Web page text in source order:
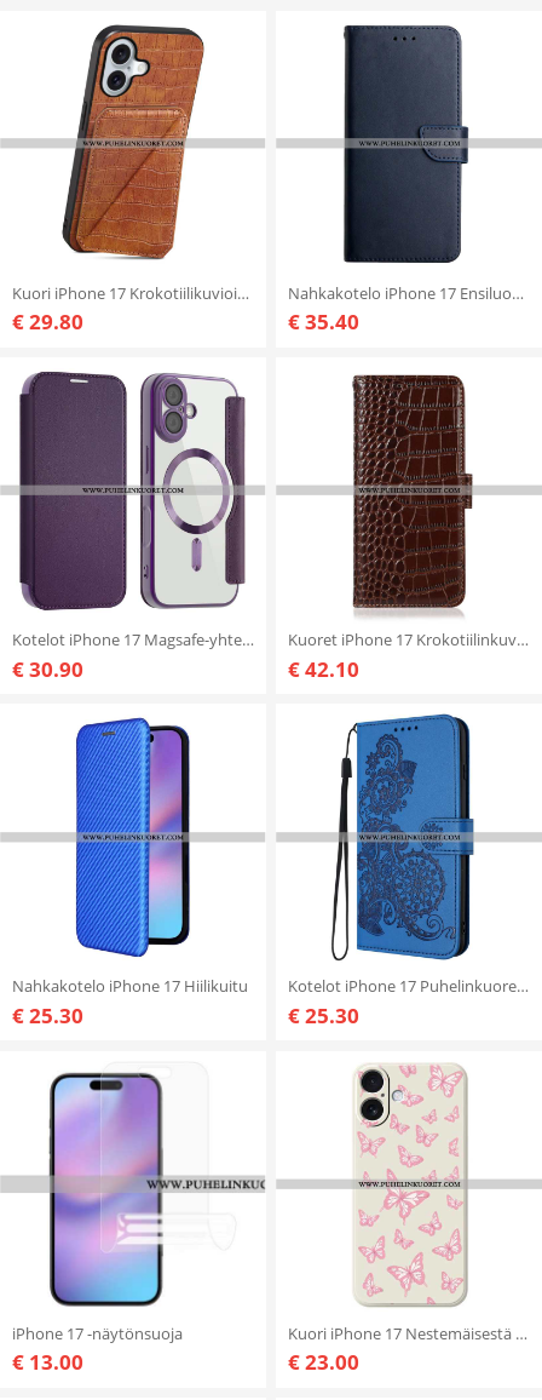
Kuori iPhone 17 Krokotiilikuvioinen Korttikotelo
€ 29.80
Nahkakotelo iPhone 17 Ensiluokkaista Nahkaa
€ 35.40
Kotelot iPhone 17 Magsafe-yhteensopiva Rfid-korttikotelon Kanssa Suojakuori
€ 30.90
Kuoret iPhone 17 Krokotiilinkuvioista Nahkaa
€ 42.10
Nahkakotelo iPhone 17 Hiilikuitu
€ 25.30
Kotelot iPhone 17 Puhelinkuoret Kukallinen Pitsi
€ 25.30
iPhone 17 -näytönsuoja
€ 13.00
Kuori iPhone 17 Nestemäisestä Silikonista Valmistetut Perhoset
€ 23.00